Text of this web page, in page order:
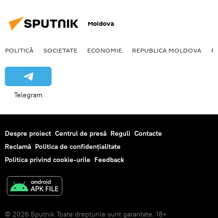
Moldova
POLITICĂ SOCIETATE ECONOMIE REPUBLICA MOLDOVA
Telegram
Despre proiect Centrul de presă Reguli Contacte
Reclamă Politica de confidențialitate
Politica privind cookie-urile Feedback
© 2026 Sputnik Toate drepturile sunt garantate. 18+